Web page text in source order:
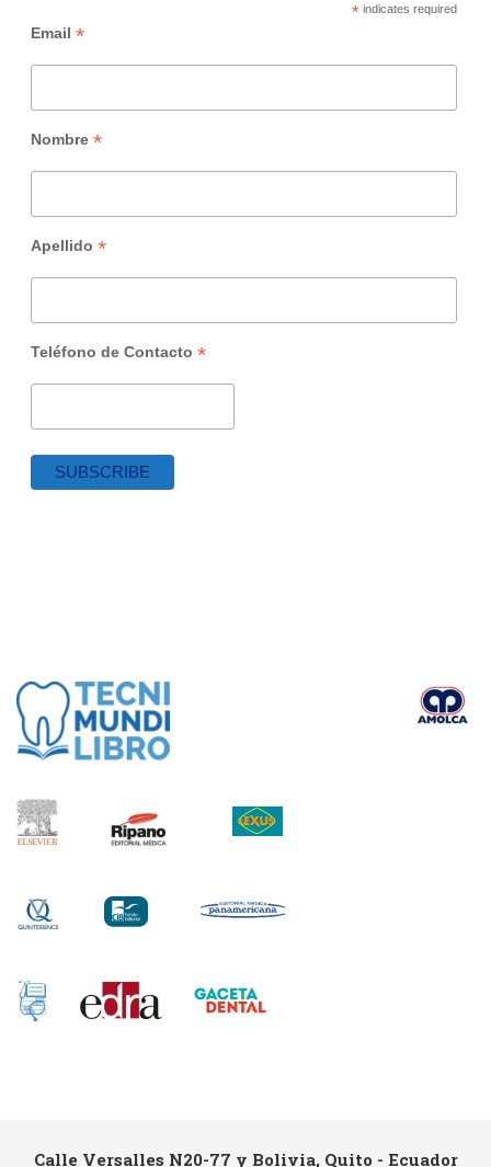
*indicates required
Email *
Nombre *
Apellido *
Teléfono de Contacto *
Calle Versalles N20-77 y Bolivia, Quito - Ecuador